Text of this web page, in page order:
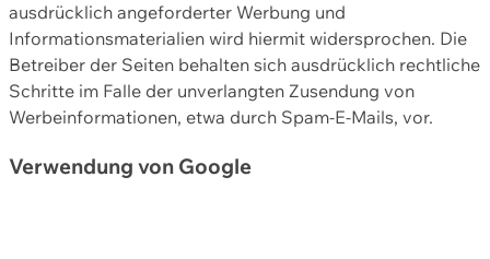
ausdrücklich angeforderter Werbung und
Informationsmaterialien wird hiermit widersprochen. Die
Betreiber der Seiten behalten sich ausdrücklich rechtliche
Schritte im Falle der unverlangten Zusendung von
Werbeinformationen, etwa durch Spam-E-Mails, vor.
Verwendung von Google